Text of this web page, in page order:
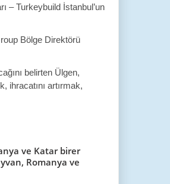
– Turkeybuild İstanbul’un
Bölge Direktörü
belirten Ülgen,
ihracatını artırmak,
ve Katar birer
Romanya ve